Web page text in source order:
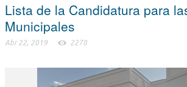
Lista de la Candidatura para
Municipales
Abr 22, 2019 2278